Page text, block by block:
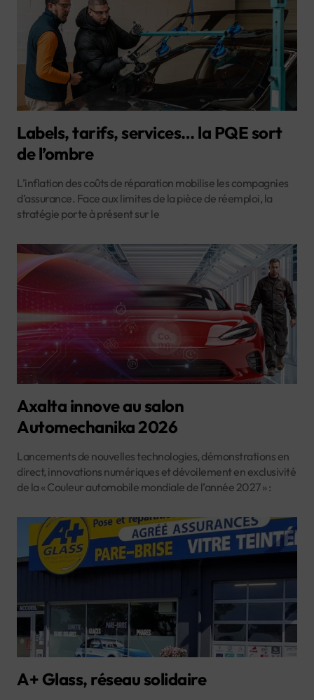
Labels, tarifs, services… la PQE sort
de l’ombre
L’inflation des coûts de réparation mobilise les compagnies
d’assurance. Face aux limites de la pièce de réemploi, la
stratégie porte à présent sur le
Axalta innove au salon
Automechanika 2026
Lancements de nouvelles technologies, démonstrations en
direct, innovations numériques et dévoilement en exclusivité
de la « Couleur automobile mondiale de l’année 2027 » :
A+ Glass, réseau solidaire